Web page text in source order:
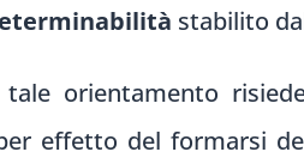
stabilito
orientamento
effetto del formarsi